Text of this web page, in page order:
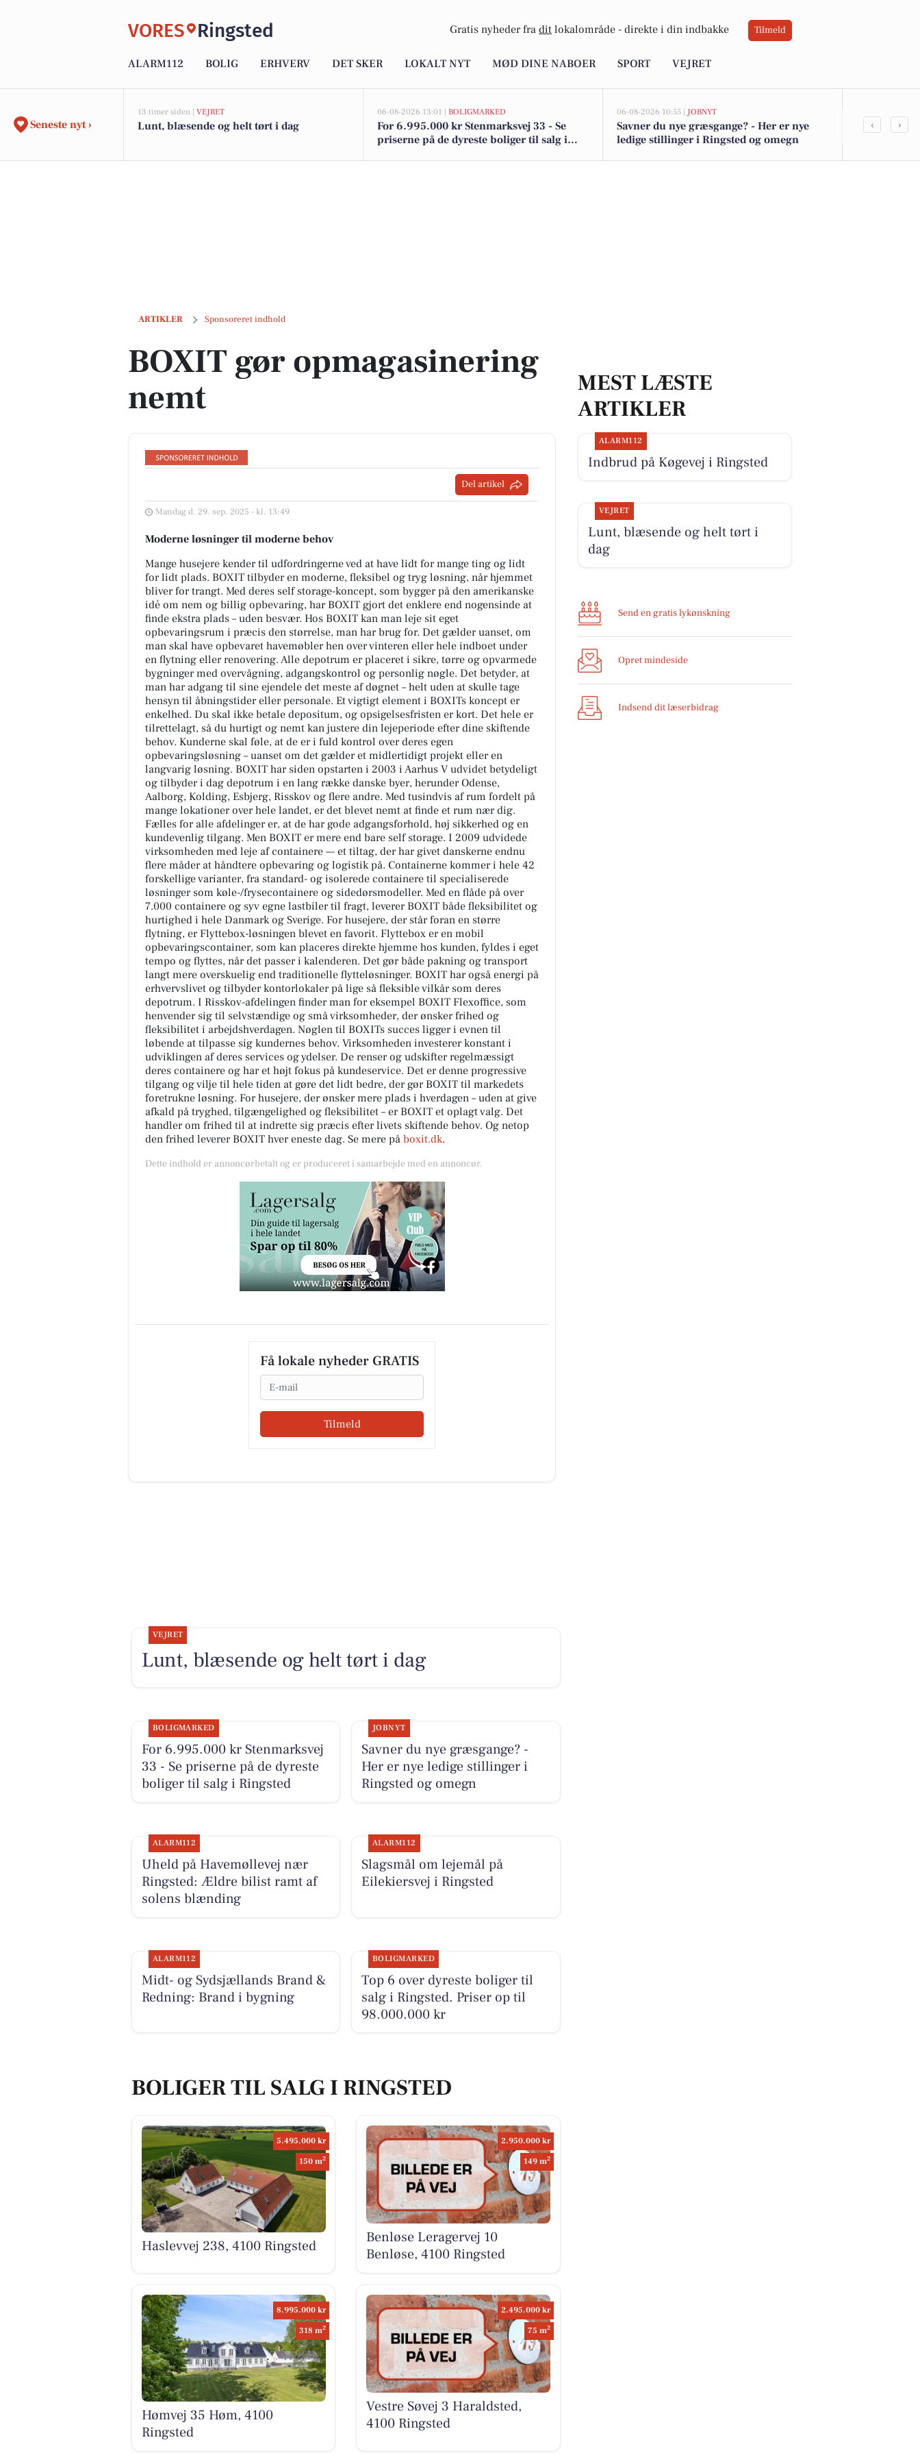
VORES Ringsted Gratis nyheder fra dit lokalområde - direkte i din indbakke Tilmeld
ALARM112 BOLIG ERHVERV DET SKER LOKALT NYT MØD DINE NABOER SPORT VEJRET
Seneste nyt ›
13 timer siden | VEJRET
Lunt, blæsende og helt tørt i dag
06-08-2026 13:01 | BOLIGMARKED
For 6.995.000 kr Stenmarksvej 33 - Se
priserne på de dyreste boliger til salg i
06-08-2026 10:55 | JOBNYT
Savner du nye græsgange? - Her er nye
ledige stillinger i Ringsted og omegn
Uheld på
‹ ›
ARTIKLER Sponsoreret indhold
BOXIT gør opmagasinering nemt
BOXIT gør opmagasinering
nemt
Del artikel
Mandag d. 29. sep. 2025 - kl. 13:49
Moderne løsninger til moderne behov
Mange husejere kender til udfordringerne ved at have lidt for mange ting og lidt
for lidt plads. BOXIT tilbyder en moderne, fleksibel og tryg løsning, når hjemmet
bliver for trangt. Med deres self storage-koncept, som bygger på den amerikanske
idé om nem og billig opbevaring, har BOXIT gjort det enklere end nogensinde at
finde ekstra plads – uden besvær. Hos BOXIT kan man leje sit eget
opbevaringsrum i præcis den størrelse, man har brug for. Det gælder uanset, om
man skal have opbevaret havemøbler hen over vinteren eller hele indboet under
en flytning eller renovering. Alle depotrum er placeret i sikre, tørre og opvarmede
bygninger med overvågning, adgangskontrol og personlig nøgle. Det betyder, at
man har adgang til sine ejendele det meste af døgnet – helt uden at skulle tage
hensyn til åbningstider eller personale. Et vigtigt element i BOXITs koncept er
enkelhed. Du skal ikke betale depositum, og opsigelsesfristen er kort. Det hele er
tilrettelagt, så du hurtigt og nemt kan justere din lejeperiode efter dine skiftende
behov. Kunderne skal føle, at de er i fuld kontrol over deres egen
opbevaringsløsning – uanset om det gælder et midlertidigt projekt eller en
langvarig løsning. BOXIT har siden opstarten i 2003 i Aarhus V udvidet betydeligt
og tilbyder i dag depotrum i en lang række danske byer, herunder Odense,
Aalborg, Kolding, Esbjerg, Risskov og flere andre. Med tusindvis af rum fordelt på
mange lokationer over hele landet, er det blevet nemt at finde et rum nær dig.
Fælles for alle afdelinger er, at de har gode adgangsforhold, høj sikkerhed og en
kundevenlig tilgang. Men BOXIT er mere end bare self storage. I 2009 udvidede
virksomheden med leje af containere — et tiltag, der har givet danskerne endnu
flere måder at håndtere opbevaring og logistik på. Containerne kommer i hele 42
forskellige varianter, fra standard- og isolerede containere til specialiserede
løsninger som køle-/frysecontainere og sidedørsmodeller. Med en flåde på over
7.000 containere og syv egne lastbiler til fragt, leverer BOXIT både fleksibilitet og
hurtighed i hele Danmark og Sverige. For husejere, der står foran en større
flytning, er Flyttebox-løsningen blevet en favorit. Flyttebox er en mobil
opbevaringscontainer, som kan placeres direkte hjemme hos kunden, fyldes i eget
tempo og flyttes, når det passer i kalenderen. Det gør både pakning og transport
langt mere overskuelig end traditionelle flytteløsninger. BOXIT har også energi på
erhvervslivet og tilbyder kontorlokaler på lige så fleksible vilkår som deres
depotrum. I Risskov-afdelingen finder man for eksempel BOXIT Flexoffice, som
henvender sig til selvstændige og små virksomheder, der ønsker frihed og
fleksibilitet i arbejdshverdagen. Nøglen til BOXITs succes ligger i evnen til
løbende at tilpasse sig kundernes behov. Virksomheden investerer konstant i
udviklingen af deres services og ydelser. De renser og udskifter regelmæssigt
deres containere og har et højt fokus på kundeservice. Det er denne progressive
tilgang og vilje til hele tiden at gøre det lidt bedre, der gør BOXIT til markedets
foretrukne løsning. For husejere, der ønsker mere plads i hverdagen – uden at give
afkald på tryghed, tilgængelighed og fleksibilitet – er BOXIT et oplagt valg. Det
handler om frihed til at indrette sig præcis efter livets skiftende behov. Og netop
den frihed leverer BOXIT hver eneste dag. Se mere på boxit.dk.
Dette indhold er annoncørbetalt og er produceret i samarbejde med en annoncør.
Få lokale nyheder GRATIS
Email
Tilmeld
MEST LÆSTE
ARTIKLER
ALARM112
Indbrud på Køgevej i Ringsted
VEJRET
Lunt, blæsende og helt tørt i
dag
Send en gratis lykønskning
Opret mindeside
Indsend dit læserbidrag
VEJRET
Lunt, blæsende og helt tørt i dag
BOLIGMARKED
For 6.995.000 kr Stenmarksvej
33 - Se priserne på de dyreste
boliger til salg i Ringsted
JOBNYT
Savner du nye græsgange? -
Her er nye ledige stillinger i
Ringsted og omegn
ALARM112
Uheld på Havemøllevej nær
Ringsted: Ældre bilist ramt af
solens blænding
ALARM112
Slagsmål om lejemål på
Eilekiersvej i Ringsted
ALARM112
Midt- og Sydsjællands Brand &
Redning: Brand i bygning
BOLIGMARKED
Top 6 over dyreste boliger til
salg i Ringsted. Priser op til
98.000.000 kr
BOLIGER TIL SALG I RINGSTED
5.495.000 kr
150 m2
Haslevvej 238, 4100 Ringsted
2.950.000 kr
149 m2
Benløse Leragervej 10
Benløse, 4100 Ringsted
8.995.000 kr
318 m2
Hømvej 35 Høm, 4100
Ringsted
2.495.000 kr
75 m2
Vestre Søvej 3 Haraldsted,
4100 Ringsted